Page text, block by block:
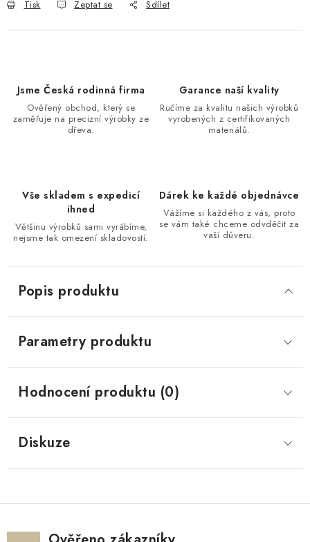
Tisk Zeptat se Sdílet
Jsme Česká rodinná firma
Ověřený obchod, který se
zaměřuje na precizní výrobky ze
dřeva.
Garance naší kvality
Ručíme za kvalitu našich výrobků
vyrobených z certifikovaných
materiálů.
Vše skladem s expedicí
ihned
Většinu výrobků sami vyrábíme,
nejsme tak omezení skladovostí.
Dárek ke každé objednávce
Vážíme si každého z vás, proto
se vám také chceme odvděčit za
vaší důveru.
Popis produktu
Parametry produktu
Hodnocení produktu (0)
Diskuze